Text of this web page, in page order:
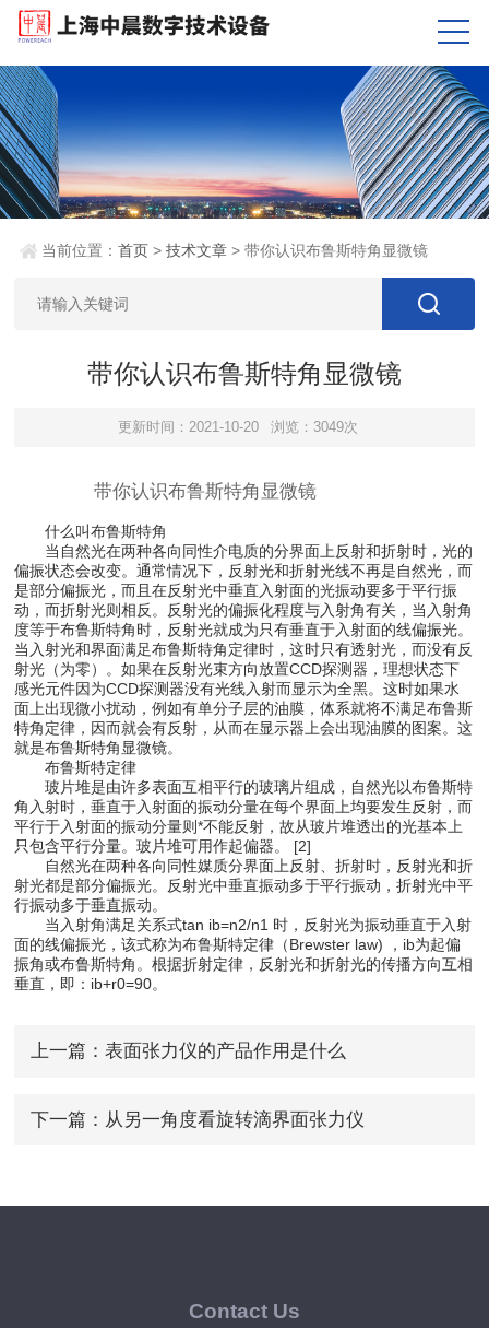
当前位置：首页 >技术文章 > 带你认识布鲁斯特角显微镜
带你认识布鲁斯特角显微镜
更新时间：2021-10-20 浏览：3049次
带你认识布鲁斯特角显微镜
什么叫布鲁斯特角
当自然光在两种各向同性介电质的分界面上反射和折射时，光的
偏振状态会改变。通常情况下，反射光和折射光线不再是自然光，而
是部分偏振光，而且在反射光中垂直入射面的光振动要多于平行振
动，而折射光则相反。反射光的偏振化程度与入射角有关，当入射角
度等于布鲁斯特角时，反射光就成为只有垂直于入射面的线偏振光。
当入射光和界面满足布鲁斯特角定律时，这时只有透射光，而没有反
射光（为零）。如果在反射光束方向放置CCD探测器，理想状态下
感光元件因为CCD探测器没有光线入射而显示为全黑。这时如果水
面上出现微小扰动，例如有单分子层的油膜，体系就将不满足布鲁斯
特角定律，因而就会有反射，从而在显示器上会出现油膜的图案。这
就是布鲁斯特角显微镜。
布鲁斯特定律
玻片堆是由许多表面互相平行的玻璃片组成，自然光以布鲁斯特
角入射时，垂直于入射面的振动分量在每个界面上均要发生反射，而
平行于入射面的振动分量则*不能反射，故从玻片堆透出的光基本上
只包含平行分量。玻片堆可用作起偏器。 [2]
自然光在两种各向同性媒质分界面上反射、折射时，反射光和折
射光都是部分偏振光。反射光中垂直振动多于平行振动，折射光中平
行振动多于垂直振动。
当入射角满足关系式tan ib=n2/n1 时，反射光为振动垂直于入射
面的线偏振光，该式称为布鲁斯特定律（Brewster law) ，ib为起偏
振角或布鲁斯特角。根据折射定律，反射光和折射光的传播方向互相
垂直，即：ib+r0=90。
上一篇： 表面张力仪的产品作用是什么
下一篇： 从另一角度看旋转滴界面张力仪
Contact Us